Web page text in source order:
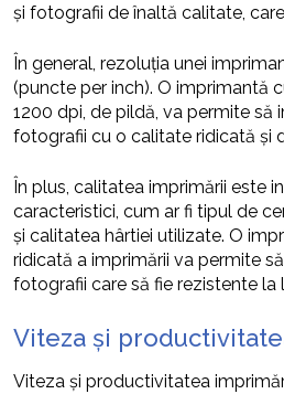
și fotografii de înaltă calitate,
În general, rezoluția unei
(puncte per inch). O imprimantă
1200 dpi, de pildă, va permite să
fotografii cu o calitate ridicată și
În plus, calitatea imprimării este
caracteristici, cum ar fi tipul de
și calitatea hârtiei utilizate. O
ridicată a imprimării va permite
fotografii care să fie rezistente la
Viteza și
Viteza și productivitatea